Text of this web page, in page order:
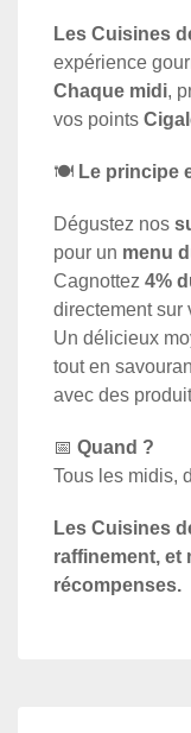
Les Cuisines
expérience
Chaque midi,
vos points
🍽 Le principe
Dégustez nos
pour un menu
Cagnottez 4%
directement sur
Un délicieux
tout en
avec des
📅 Quand ?
Tous les midis,
Les Cuisines
raffinement,
récompenses.